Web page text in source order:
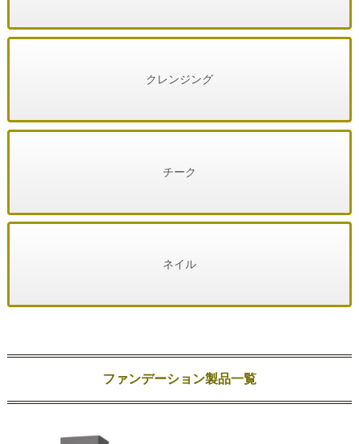
クレンジング
チーク
ネイル
ファンデーション製品一覧